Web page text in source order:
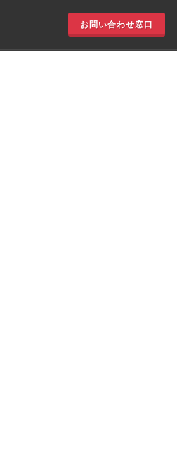
お問い合わせ窓口